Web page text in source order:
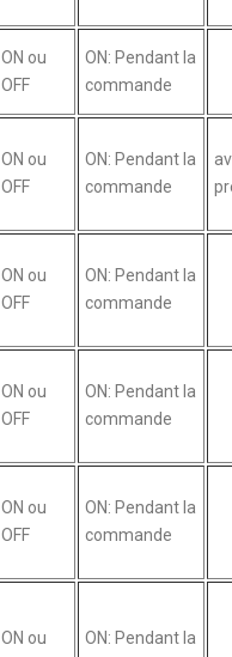
ON ou
OFF
ON: Pendant la
commande
ON ou
OFF
ON: Pendant la
commande
ON ou
OFF
ON: Pendant la
commande
ON ou
OFF
ON: Pendant la
commande
ON ou
OFF
ON: Pendant la
commande
ON ou
ON: Pendant la